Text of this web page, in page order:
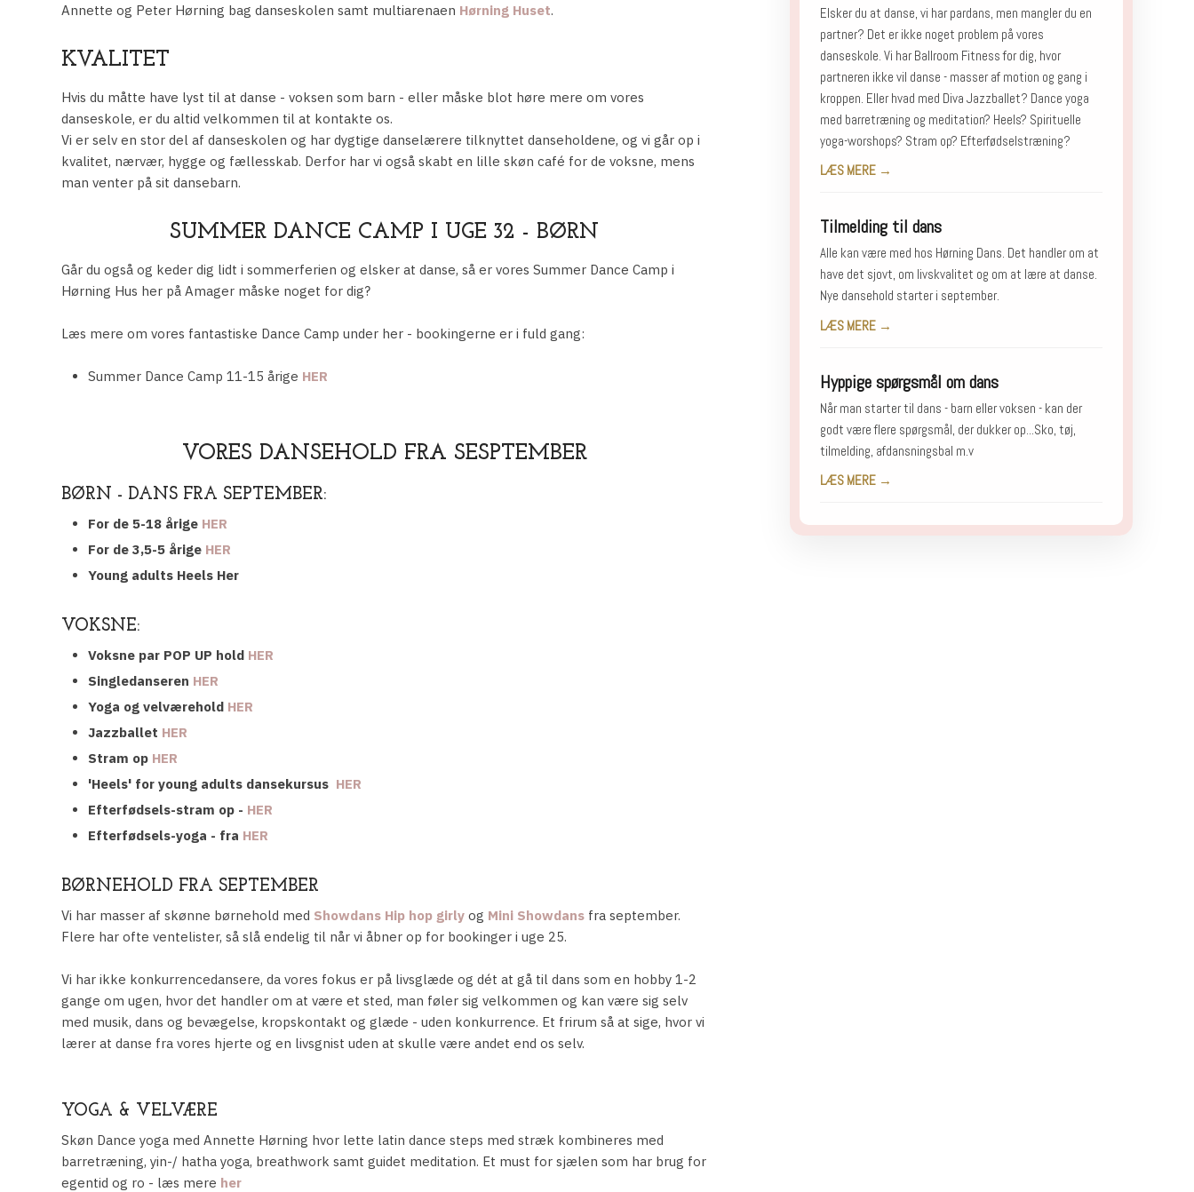
Annette og Peter Hørning bag danseskolen samt multiarenaen Hørning Huset.
KVAL​ITET
​Hvis du måtte have lyst til at danse - voksen som barn - eller måske blot høre mere om vores
danseskole, er du altid velkommen til at kontakte os.
Vi er selv en stor del af danseskolen og har dygtige danselærere tilknyttet danseholdene, og vi går op i
kvalitet, nærvær, hygge og fællesskab. Derfor har vi også skabt en lille skøn café for de voksne, mens
man venter på sit dansebarn.
SUMMER DANCE CAMP I UGE 32 - BØRN
Går du også og keder dig lidt i sommerferien og elsker at danse, så er vores Summer Dance Camp i
Hørning Hus her på Amager måske noget for dig?​
Læs mere om vores fantastiske Dance Camp under her - bookingerne er i fuld gang:
Summer Dance Camp 11-15 årige HER
VORES DANSEHOLD FRA SESPTEMBER
BØRN - DANS FRA SEPTEMBER:
For de 5-18 årige HER
For de 3,5-5 årige HER
Young adults Heels Her
VOKSNE:
Voksne par POP UP hold HER
Singledanseren HER
Yoga og velværehold HER
Jazzballet HER
Stram op HER
'Heels' for young adults dansekursus HER
Efterfødsels-stram op - HER
Efterfødsels-yoga - fra HER
BØRNEHOLD FRA SEPTEMBER
Vi har masser af skønne børnehold med Showdans Hip hop girlyog Mini Showdansfra september.
Flere har ofte ventelister, så slå endelig til når vi åbner op for bookinger i uge 25.
Vi har ikke konkurrencedansere, da vores fokus er på livsglæde og dét at gå til dans som en hobby 1-2
gange om ugen, hvor det handler om at være et sted, man føler sig velkommen og kan være sig selv
med musik, dans og bevægelse, kropskontakt og glæde - uden konkurrence. Et frirum så at sige, hvor vi
lærer at danse fra vores hjerte og en livsgnist uden at skulle være andet end os selv.
YOGA & VELVÆRE
Skøn Dance yoga med Annette Hørning hvor lette latin dance steps med stræk kombineres med
barretræning, yin-/ hatha yoga, breathwork samt guidet meditation. Et must for sjælen som har brug for
egentid og ro - læs mere her
Elsker du at danse, vi har pardans, men mangler du en
partner? Det er ikke noget problem på vores
danseskole. Vi har Ballroom Fitness for dig, hvor
partneren ikke vil danse - masser af motion og gang i
kroppen. Eller hvad med Diva Jazzballet? Dance yoga
med barretræning og meditation? Heels? Spirituelle
yoga-worshops? Stram op? Efterfødselstræning?
LÆS MERE →
Tilmelding til dans
Alle kan være med hos Hørning Dans. Det handler om at
have det sjovt, om livskvalitet og om at lære at danse.
Nye dansehold starter i september.
LÆS MERE →
Hyppige spørgsmål om dans
Når man starter til dans - barn eller voksen - kan der
godt være flere spørgsmål, der dukker op...Sko, tøj,
tilmelding, afdansningsbal m.v
LÆS MERE →